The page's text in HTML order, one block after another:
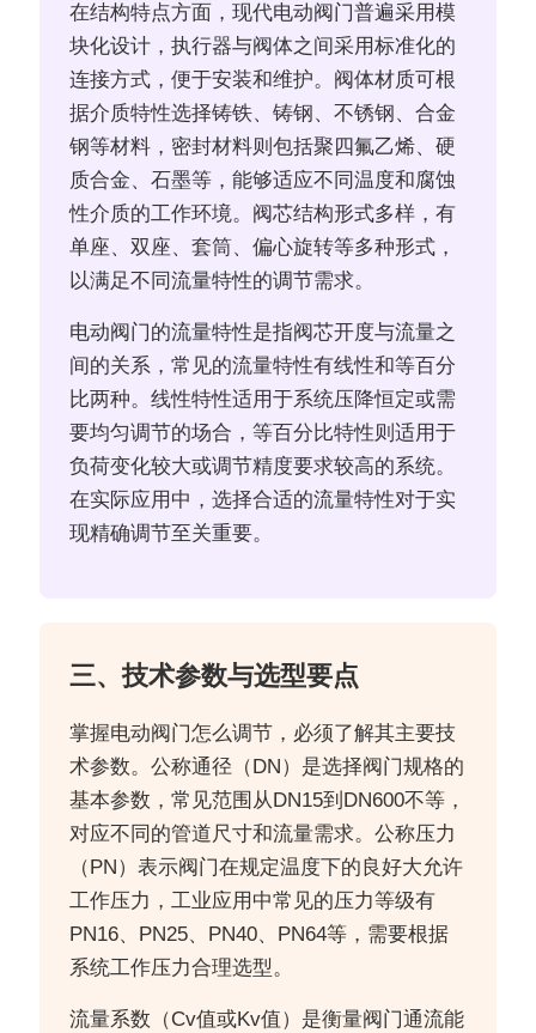
在结构特点方面，现代电动阀门普遍采用模
块化设计，执行器与阀体之间采用标准化的
连接方式，便于安装和维护。阀体材质可根
据介质特性选择铸铁、铸钢、不锈钢、合金
钢等材料，密封材料则包括聚四氟乙烯、硬
质合金、石墨等，能够适应不同温度和腐蚀
性介质的工作环境。阀芯结构形式多样，有
单座、双座、套筒、偏心旋转等多种形式，
以满足不同流量特性的调节需求。
电动阀门的流量特性是指阀芯开度与流量之
间的关系，常见的流量特性有线性和等百分
比两种。线性特性适用于系统压降恒定或需
要均匀调节的场合，等百分比特性则适用于
负荷变化较大或调节精度要求较高的系统。
在实际应用中，选择合适的流量特性对于实
现精确调节至关重要。
三、技术参数与选型要点
掌握电动阀门怎么调节，必须了解其主要技
术参数。公称通径（DN）是选择阀门规格的
基本参数，常见范围从DN15到DN600不等，
对应不同的管道尺寸和流量需求。公称压力
（PN）表示阀门在规定温度下的良好大允许
工作压力，工业应用中常见的压力等级有
PN16、PN25、PN40、PN64等，需要根据
系统工作压力合理选型。
流量系数（Cv值或Kv值）是衡量阀门通流能